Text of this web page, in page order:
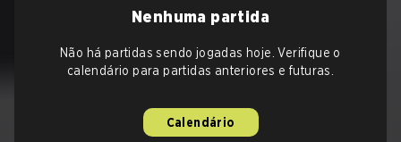
Nenhuma partida
Não há partidas sendo jogadas hoje. Verifique o
calendário para partidas anteriores e futuras.
Calendário